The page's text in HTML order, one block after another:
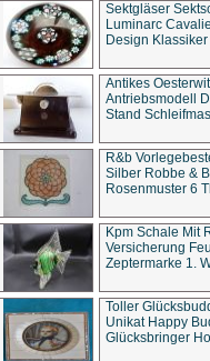
Sektgläser
Luminarc
Design Klassiker
Antikes
Antriebsmodell
Stand
R&b
Silber Robbe &
Rosenmuster 6
Kpm Schale Mit
Versicherung
Zeptermarke 1.
Toller
Unikat Happy
Glücksbringer